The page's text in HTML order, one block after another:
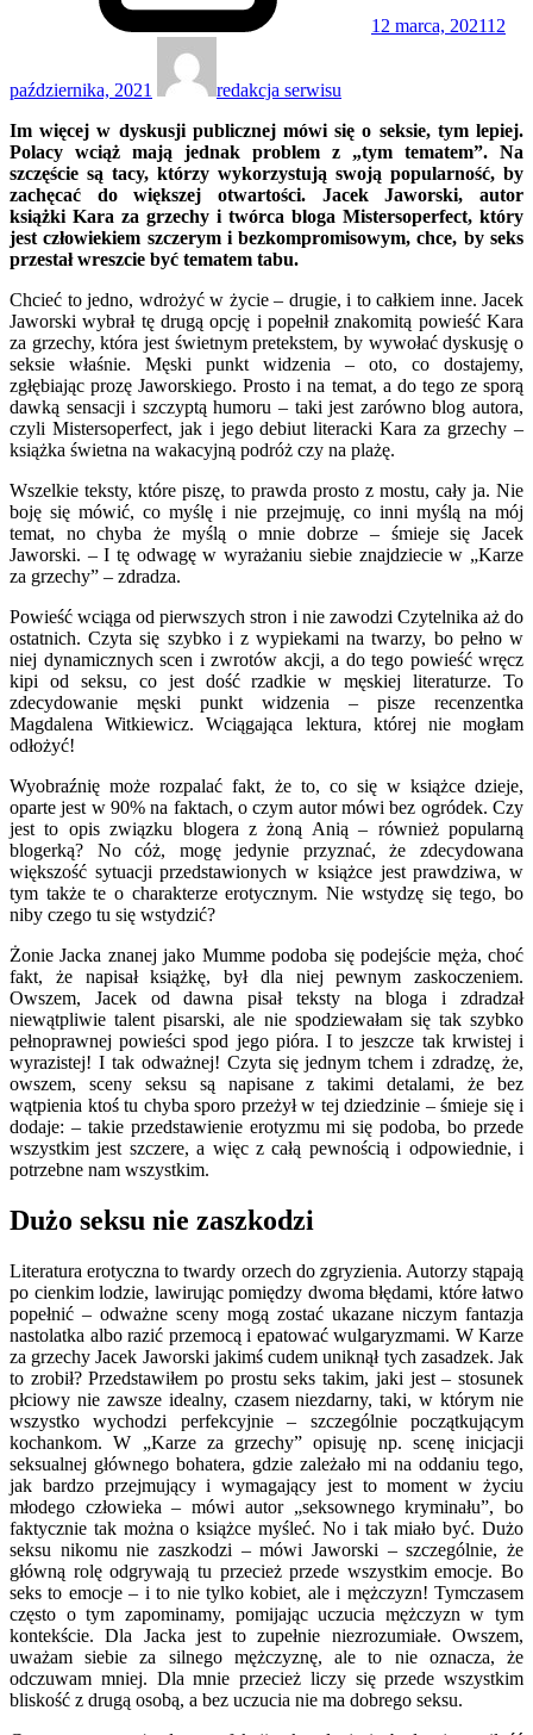
12 marca, 202112
października, 2021
redakcja serwisu
Im więcej w dyskusji publicznej mówi się o seksie, tym lepiej.
Polacy wciąż mają jednak problem z „tym tematem”. Na
szczęście są tacy, którzy wykorzystują swoją popularność, by
zachęcać do większej otwartości. Jacek Jaworski, autor
książki Kara za grzechy i twórca bloga Mistersoperfect, który
jest człowiekiem szczerym i bezkompromisowym, chce, by seks
przestał wreszcie być tematem tabu.
Chcieć to jedno, wdrożyć w życie – drugie, i to całkiem inne. Jacek
Jaworski wybrał tę drugą opcję i popełnił znakomitą powieść Kara
za grzechy, która jest świetnym pretekstem, by wywołać dyskusję o
seksie właśnie. Męski punkt widzenia – oto, co dostajemy,
zgłębiając prozę Jaworskiego. Prosto i na temat, a do tego ze sporą
dawką sensacji i szczyptą humoru – taki jest zarówno blog autora,
czyli Mistersoperfect, jak i jego debiut literacki Kara za grzechy –
książka świetna na wakacyjną podróż czy na plażę.
Wszelkie teksty, które piszę, to prawda prosto z mostu, cały ja. Nie
boję się mówić, co myślę i nie przejmuję, co inni myślą na mój
temat, no chyba że myślą o mnie dobrze – śmieje się Jacek
Jaworski. – I tę odwagę w wyrażaniu siebie znajdziecie w „Karze
za grzechy” – zdradza.
Powieść wciąga od pierwszych stron i nie zawodzi Czytelnika aż do
ostatnich. Czyta się szybko i z wypiekami na twarzy, bo pełno w
niej dynamicznych scen i zwrotów akcji, a do tego powieść wręcz
kipi od seksu, co jest dość rzadkie w męskiej literaturze. To
zdecydowanie męski punkt widzenia – pisze recenzentka
Magdalena Witkiewicz. Wciągająca lektura, której nie mogłam
odłożyć!
Wyobraźnię może rozpalać fakt, że to, co się w książce dzieje,
oparte jest w 90% na faktach, o czym autor mówi bez ogródek. Czy
jest to opis związku blogera z żoną Anią – również popularną
blogerką? No cóż, mogę jedynie przyznać, że zdecydowana
większość sytuacji przedstawionych w książce jest prawdziwa, w
tym także te o charakterze erotycznym. Nie wstydzę się tego, bo
niby czego tu się wstydzić?
Żonie Jacka znanej jako Mumme podoba się podejście męża, choć
fakt, że napisał książkę, był dla niej pewnym zaskoczeniem.
Owszem, Jacek od dawna pisał teksty na bloga i zdradzał
niewątpliwie talent pisarski, ale nie spodziewałam się tak szybko
pełnoprawnej powieści spod jego pióra. I to jeszcze tak krwistej i
wyrazistej! I tak odważnej! Czyta się jednym tchem i zdradzę, że,
owszem, sceny seksu są napisane z takimi detalami, że bez
wątpienia ktoś tu chyba sporo przeżył w tej dziedzinie – śmieje się i
dodaje: – takie przedstawienie erotyzmu mi się podoba, bo przede
wszystkim jest szczere, a więc z całą pewnością i odpowiednie, i
potrzebne nam wszystkim.
Dużo seksu nie zaszkodzi
Literatura erotyczna to twardy orzech do zgryzienia. Autorzy stąpają
po cienkim lodzie, lawirując pomiędzy dwoma błędami, które łatwo
popełnić – odważne sceny mogą zostać ukazane niczym fantazja
nastolatka albo razić przemocą i epatować wulgaryzmami. W Karze
za grzechy Jacek Jaworski jakimś cudem uniknął tych zasadzek. Jak
to zrobił? Przedstawiłem po prostu seks takim, jaki jest – stosunek
płciowy nie zawsze idealny, czasem niezdarny, taki, w którym nie
wszystko wychodzi perfekcyjnie – szczególnie początkującym
kochankom. W „Karze za grzechy” opisuję np. scenę inicjacji
seksualnej głównego bohatera, gdzie zależało mi na oddaniu tego,
jak bardzo przejmujący i wymagający jest to moment w życiu
młodego człowieka – mówi autor „seksownego kryminału”, bo
faktycznie tak można o książce myśleć. No i tak miało być. Dużo
seksu nikomu nie zaszkodzi – mówi Jaworski – szczególnie, że
główną rolę odgrywają tu przecież przede wszystkim emocje. Bo
seks to emocje – i to nie tylko kobiet, ale i mężczyzn! Tymczasem
często o tym zapominamy, pomijając uczucia mężczyzn w tym
kontekście. Dla Jacka jest to zupełnie niezrozumiałe. Owszem,
uważam siebie za silnego mężczyznę, ale to nie oznacza, że
odczuwam mniej. Dla mnie przecież liczy się przede wszystkim
bliskość z drugą osobą, a bez uczucia nie ma dobrego seksu.